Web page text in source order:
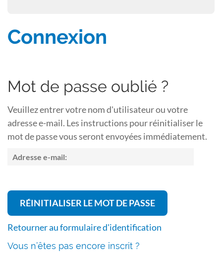
Connexion
Mot de passe oublié ?
Veuillez entrer votre nom d'utilisateur ou votre
adresse e-mail. Les instructions pour réinitialiser le
mot de passe vous seront envoyées immédiatement.
Retourner au formulaire d'identification
Vous n’êtes pas encore inscrit ?